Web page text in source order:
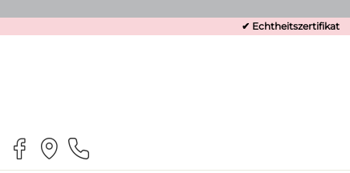
✔ Echtheitszertifikat